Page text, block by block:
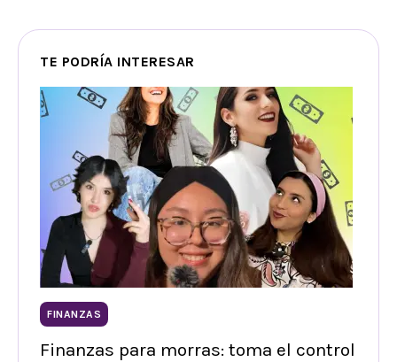
TE PODRÍA INTERESAR
FINANZAS
Finanzas para morras: toma el control